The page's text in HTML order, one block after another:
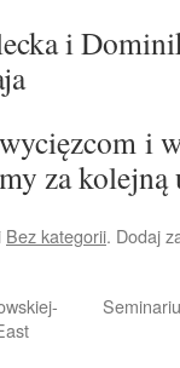
i
i
za kolejną
Bez kategorii. Dodaj